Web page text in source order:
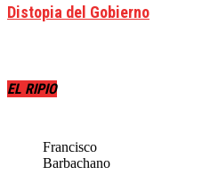
Distopia del Gobierno
EL RIPIO
Francisco
Barbachano